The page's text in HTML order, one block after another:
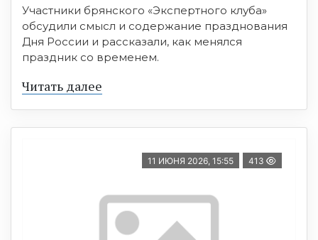
Участники брянского «Экспертного клуба»
обсудили смысл и содержание празднования
Дня России и рассказали, как менялся
праздник со временем.
Читать далее
11 ИЮНЯ 2026, 15:55 413